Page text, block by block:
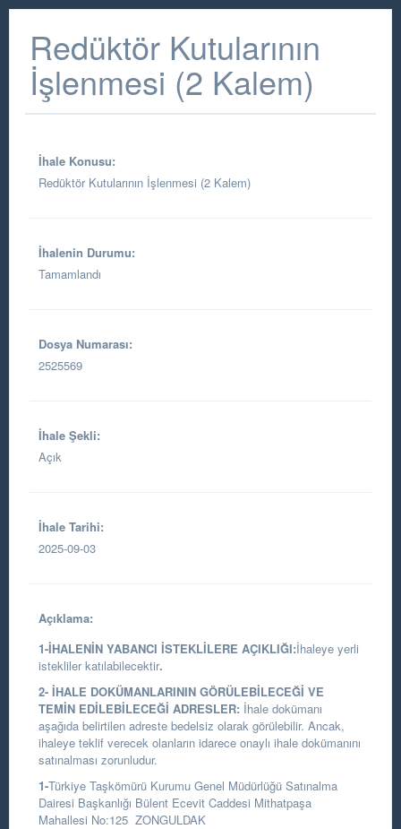
Redüktör Kutularının
İşlenmesi (2 Kalem)
İhale Konusu:
Redüktör Kutularının İşlenmesi (2 Kalem)
İhalenin Durumu:
Tamamlandı
Dosya Numarası:
2525569
İhale Şekli:
Açık
İhale Tarihi:
2025-09-03
Açıklama:
1-İHALENİN YABANCI İSTEKLİLERE AÇIKLIĞI:İhaleye yerli
istekliler katılabilecektir.
2- İHALE DOKÜMANLARININ GÖRÜLEBİLECEĞİ VE
TEMİN EDİLEBİLECEĞİ ADRESLER: İhale dokümanı
aşağıda belirtilen adreste bedelsiz olarak görülebilir. Ancak,
ihaleye teklif verecek olanların idarece onaylı ihale dokümanını
satınalması zorunludur.
1-Türkiye Taşkömürü Kurumu Genel Müdürlüğü Satınalma
Dairesi Başkanlığı Bülent Ecevit Caddesi Mithatpaşa
Mahallesi No:125 ZONGULDAK